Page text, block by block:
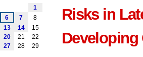
Risks in
1
6 7
8
13 14
15
20 21
22
27 28
29